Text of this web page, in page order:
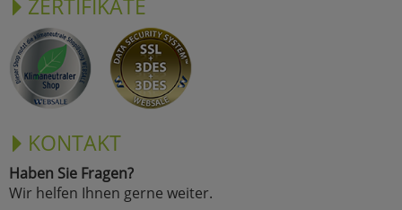
ZERTIFIKATE
KONTAKT
Haben Sie Fragen?
Wir helfen Ihnen gerne weiter.